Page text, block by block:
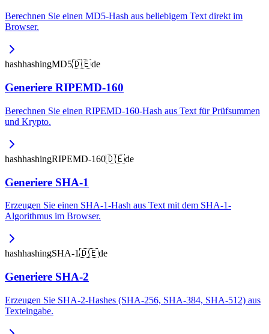
Berechnen Sie einen MD5-Hash aus beliebigem Text direkt im
Browser.
hashhashingMD5🇩🇪de
Generiere RIPEMD-160
Berechnen Sie einen RIPEMD-160-Hash aus Text für Prüfsummen
und Krypto.
hashhashingRIPEMD-160🇩🇪de
Generiere SHA-1
Erzeugen Sie einen SHA-1-Hash aus Text mit dem SHA-1-
Algorithmus im Browser.
hashhashingSHA-1🇩🇪de
Generiere SHA-2
Erzeugen Sie SHA-2-Hashes (SHA-256, SHA-384, SHA-512) aus
Texteingabe.